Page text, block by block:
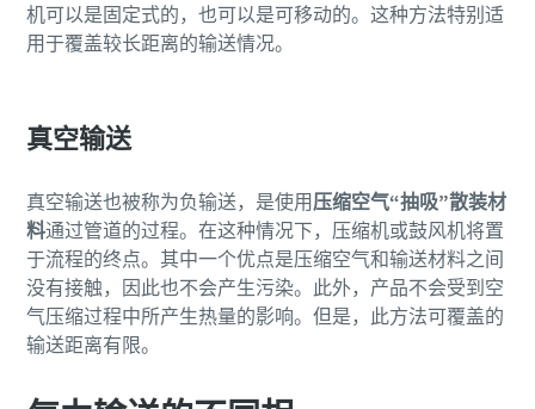
机可以是固定式的，也可以是可移动的。这种方法特别适
用于覆盖较长距离的输送情况。
真空输送
真空输送也被称为负输送，是使用 压缩空气“抽吸”散装材
料通过管道的过程。在这种情况下，压缩机或鼓风机将置
于流程的终点。其中一个优点是压缩空气和输送材料之间
没有接触，因此也不会产生污染。此外，产品不会受到空
气压缩过程中所产生热量的影响。但是，此方法可覆盖的
输送距离有限。